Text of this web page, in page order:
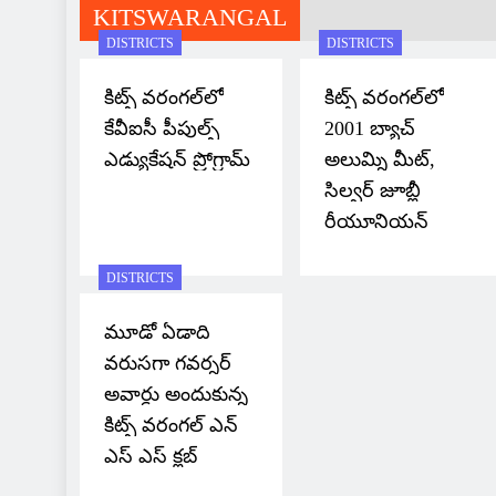
KITSWARANGAL
DISTRICTS
కిట్స్ వరంగల్‌లో
కేవీఐసీ పీపుల్స్
ఎడ్యుకేషన్ ప్రోగ్రామ్
DISTRICTS
కిట్స్ వరంగల్‌లో
2001 బ్యాచ్
అలుమ్ని మీట్,
సిల్వర్ జూబ్లీ
రీయూనియన్
DISTRICTS
మూడో ఏడాది
వరుసగా గవర్నర్
అవార్డు అందుకున్న
కిట్స్ వరంగల్ ఎన్
ఎస్ ఎస్ క్లబ్